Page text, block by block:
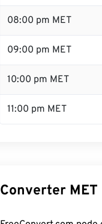
08:00 pm MET
09:00 pm MET
10:00 pm MET
11:00 pm MET
Converter